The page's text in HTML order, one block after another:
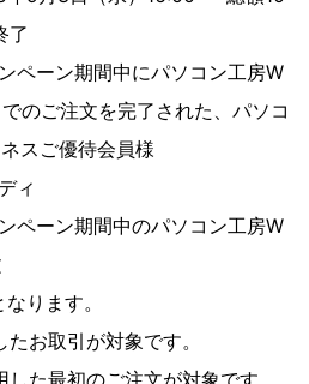
了
期間中にパソコン工房W
のご注文を完了された、パソコ
スご優待会員様
ィ
ン期間中のパソコン工房W
ります。
お取引が対象です。